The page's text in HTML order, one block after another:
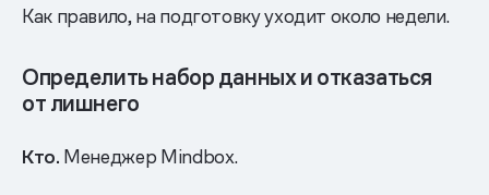
Как правило, на подготовку уходит около недели.
Определить набор данных и отказаться
от лишнего
Кто. Менеджер Mindbох.